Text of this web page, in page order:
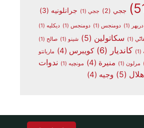
ججي(2) ججي(1) جرانلونيه (3)
دريهر (1) دومنجس(1) دومنجس(1) ديكليه(1)
(1) سكاتولين (5) شينو (1) صالح (1)
(1) كانديار (6) كويبرس (4)
ماريانتو
مرلون(1) منيرة (4) مونچيه(1)
ندوات
هلال (5) وجيه (4)